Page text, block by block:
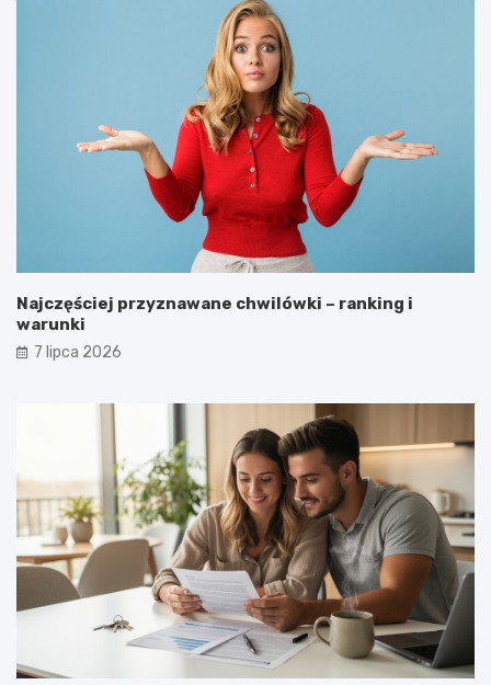
Najczęściej przyznawane chwilówki – ranking i
warunki
7 lipca 2026